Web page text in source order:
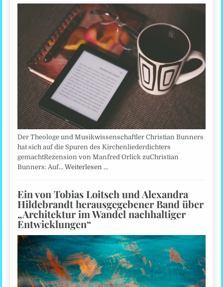
Der Theologe und Musikwissenschaftler Christian Bunners
hat sich auf die Spuren des Kirchenliederdichters
gemachtRezension von Manfred Orlick zuChristian
Bunners: Auf…Weiterlesen …
Ein von Tobias Loitsch und Alexandra
Hildebrandt herausgegebener Band über
„Architektur im Wandel nachhaltiger
Entwicklungen“